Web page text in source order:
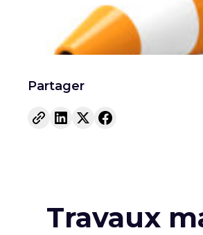
Partager
Travaux